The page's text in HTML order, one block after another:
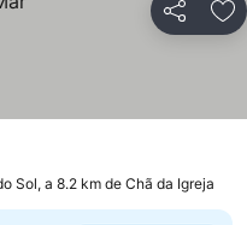
Partilhar
Sol, a 8.2 km de Chã da Igreja